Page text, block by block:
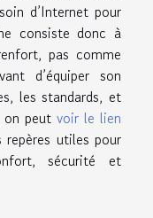
d’Internet pour
consiste donc à
pas comme
d’équiper son
les standards, et
on peut voir le lien
utiles pour
sécurité et